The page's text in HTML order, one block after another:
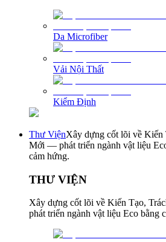
Da Microfiber
Vải Nội Thất
Kiểm Định
Thư ViệnXây dựng cốt lõi về
Mới — phát triển ngành vật liệu
cảm hứng.
THƯ VIỆN
Xây dựng cốt lõi về Kiến Tạo,
phát triển ngành vật liệu Eco bằng